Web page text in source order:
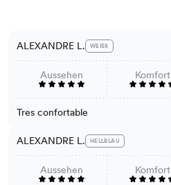
ALEXANDRE L. WEISS
Aussehen Komfort
Tres confortable
ALEXANDRE L. HELLBLAU
Aussehen Komfort